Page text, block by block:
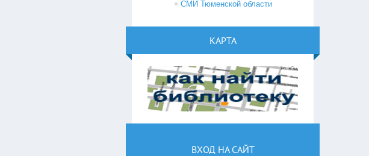
СМИ Тюменской области
КАРТА
ВХОД НА САЙТ